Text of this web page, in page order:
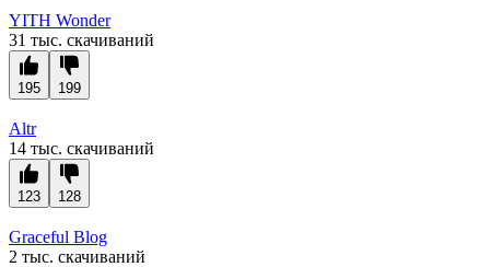
YITH Wonder
31 тыс. скачиваний
195 199
Altr
14 тыс. скачиваний
123 128
Graceful Blog
2 тыс. скачиваний